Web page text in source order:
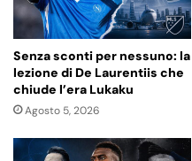
Senza sconti per nessuno: la
lezione di De Laurentiis che
chiude l’era Lukaku
Agosto 5, 2026